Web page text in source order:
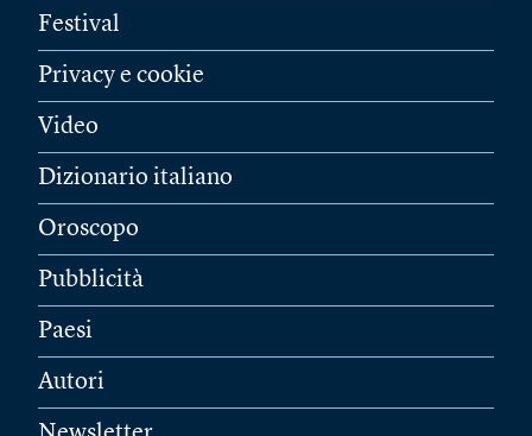
Festival
Privacy e cookie
Video
Dizionario italiano
Oroscopo
Pubblicità
Paesi
Autori